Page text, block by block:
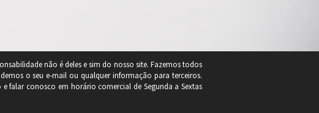
não é deles e sim do nosso site. Fazemos todos
o seu e-mail ou qualquer informação para terceiros.
falar conosco em horário comercial de Segunda a Sextas